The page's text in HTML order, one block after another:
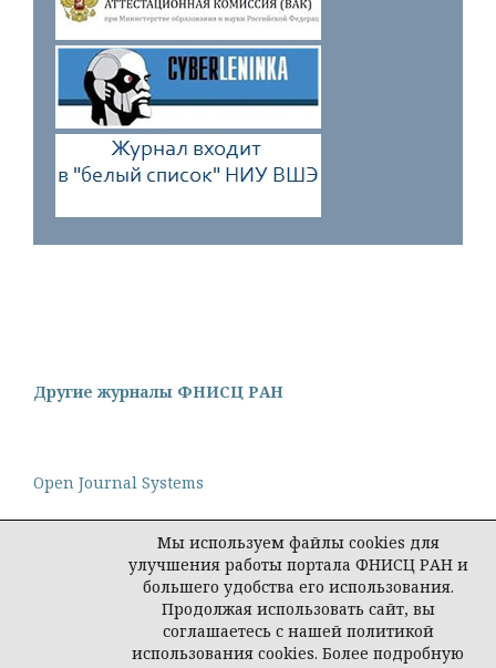
Другие журналы ФНИСЦ РАН
Open Journal Systems
Политика конфиденциальности персональных
© Редакция журнала "Интеракция, интервью,
Мы используем файлы cookies для
улучшения работы портала ФНИСЦ РАН и
большего удобства его использования.
Продолжая использовать сайт, вы
соглашаетесь с нашей политикой
использования cookies. Более подробную